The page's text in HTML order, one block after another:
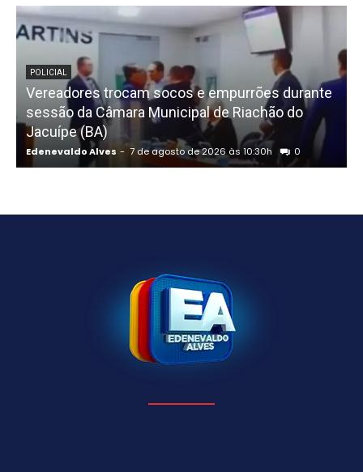
POLICIAL
Vereadores trocam socos e empurrões durante
sessão da Câmara Municipal de Riachão do
Jacuípe (BA)
Edenevaldo Alves - 7 de agosto de 2026 às 10:30h 0